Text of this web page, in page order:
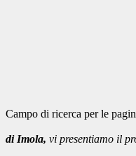
Campo di ricerca per le
di Imola, vi presentiamo il